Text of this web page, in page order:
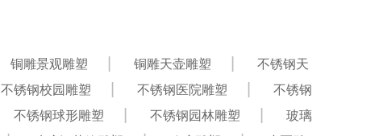
铜雕景观雕塑 铜雕天壶雕塑
不锈钢天
不锈钢校园雕塑 不锈钢医院雕塑
不锈钢
不锈钢球形雕塑 不锈钢园林雕塑
玻璃